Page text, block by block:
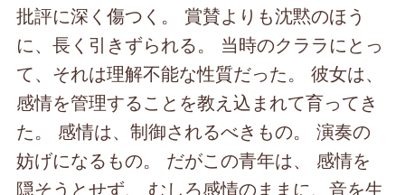
批評に深く傷つく。 賞賛よりも沈黙のほう
に、長く引きずられる。 当時のクララにとっ
て、それは理解不能な性質だった。 彼女は、
感情を管理することを教え込まれて育ってき
た。 感情は、制御されるべきもの。 演奏の
妨げになるもの。 だがこの青年は、 感情を
隠そうとせず、 むしろ感情のままに、音を生